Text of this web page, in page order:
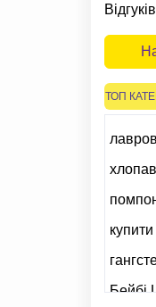
ТОП
Бейбі